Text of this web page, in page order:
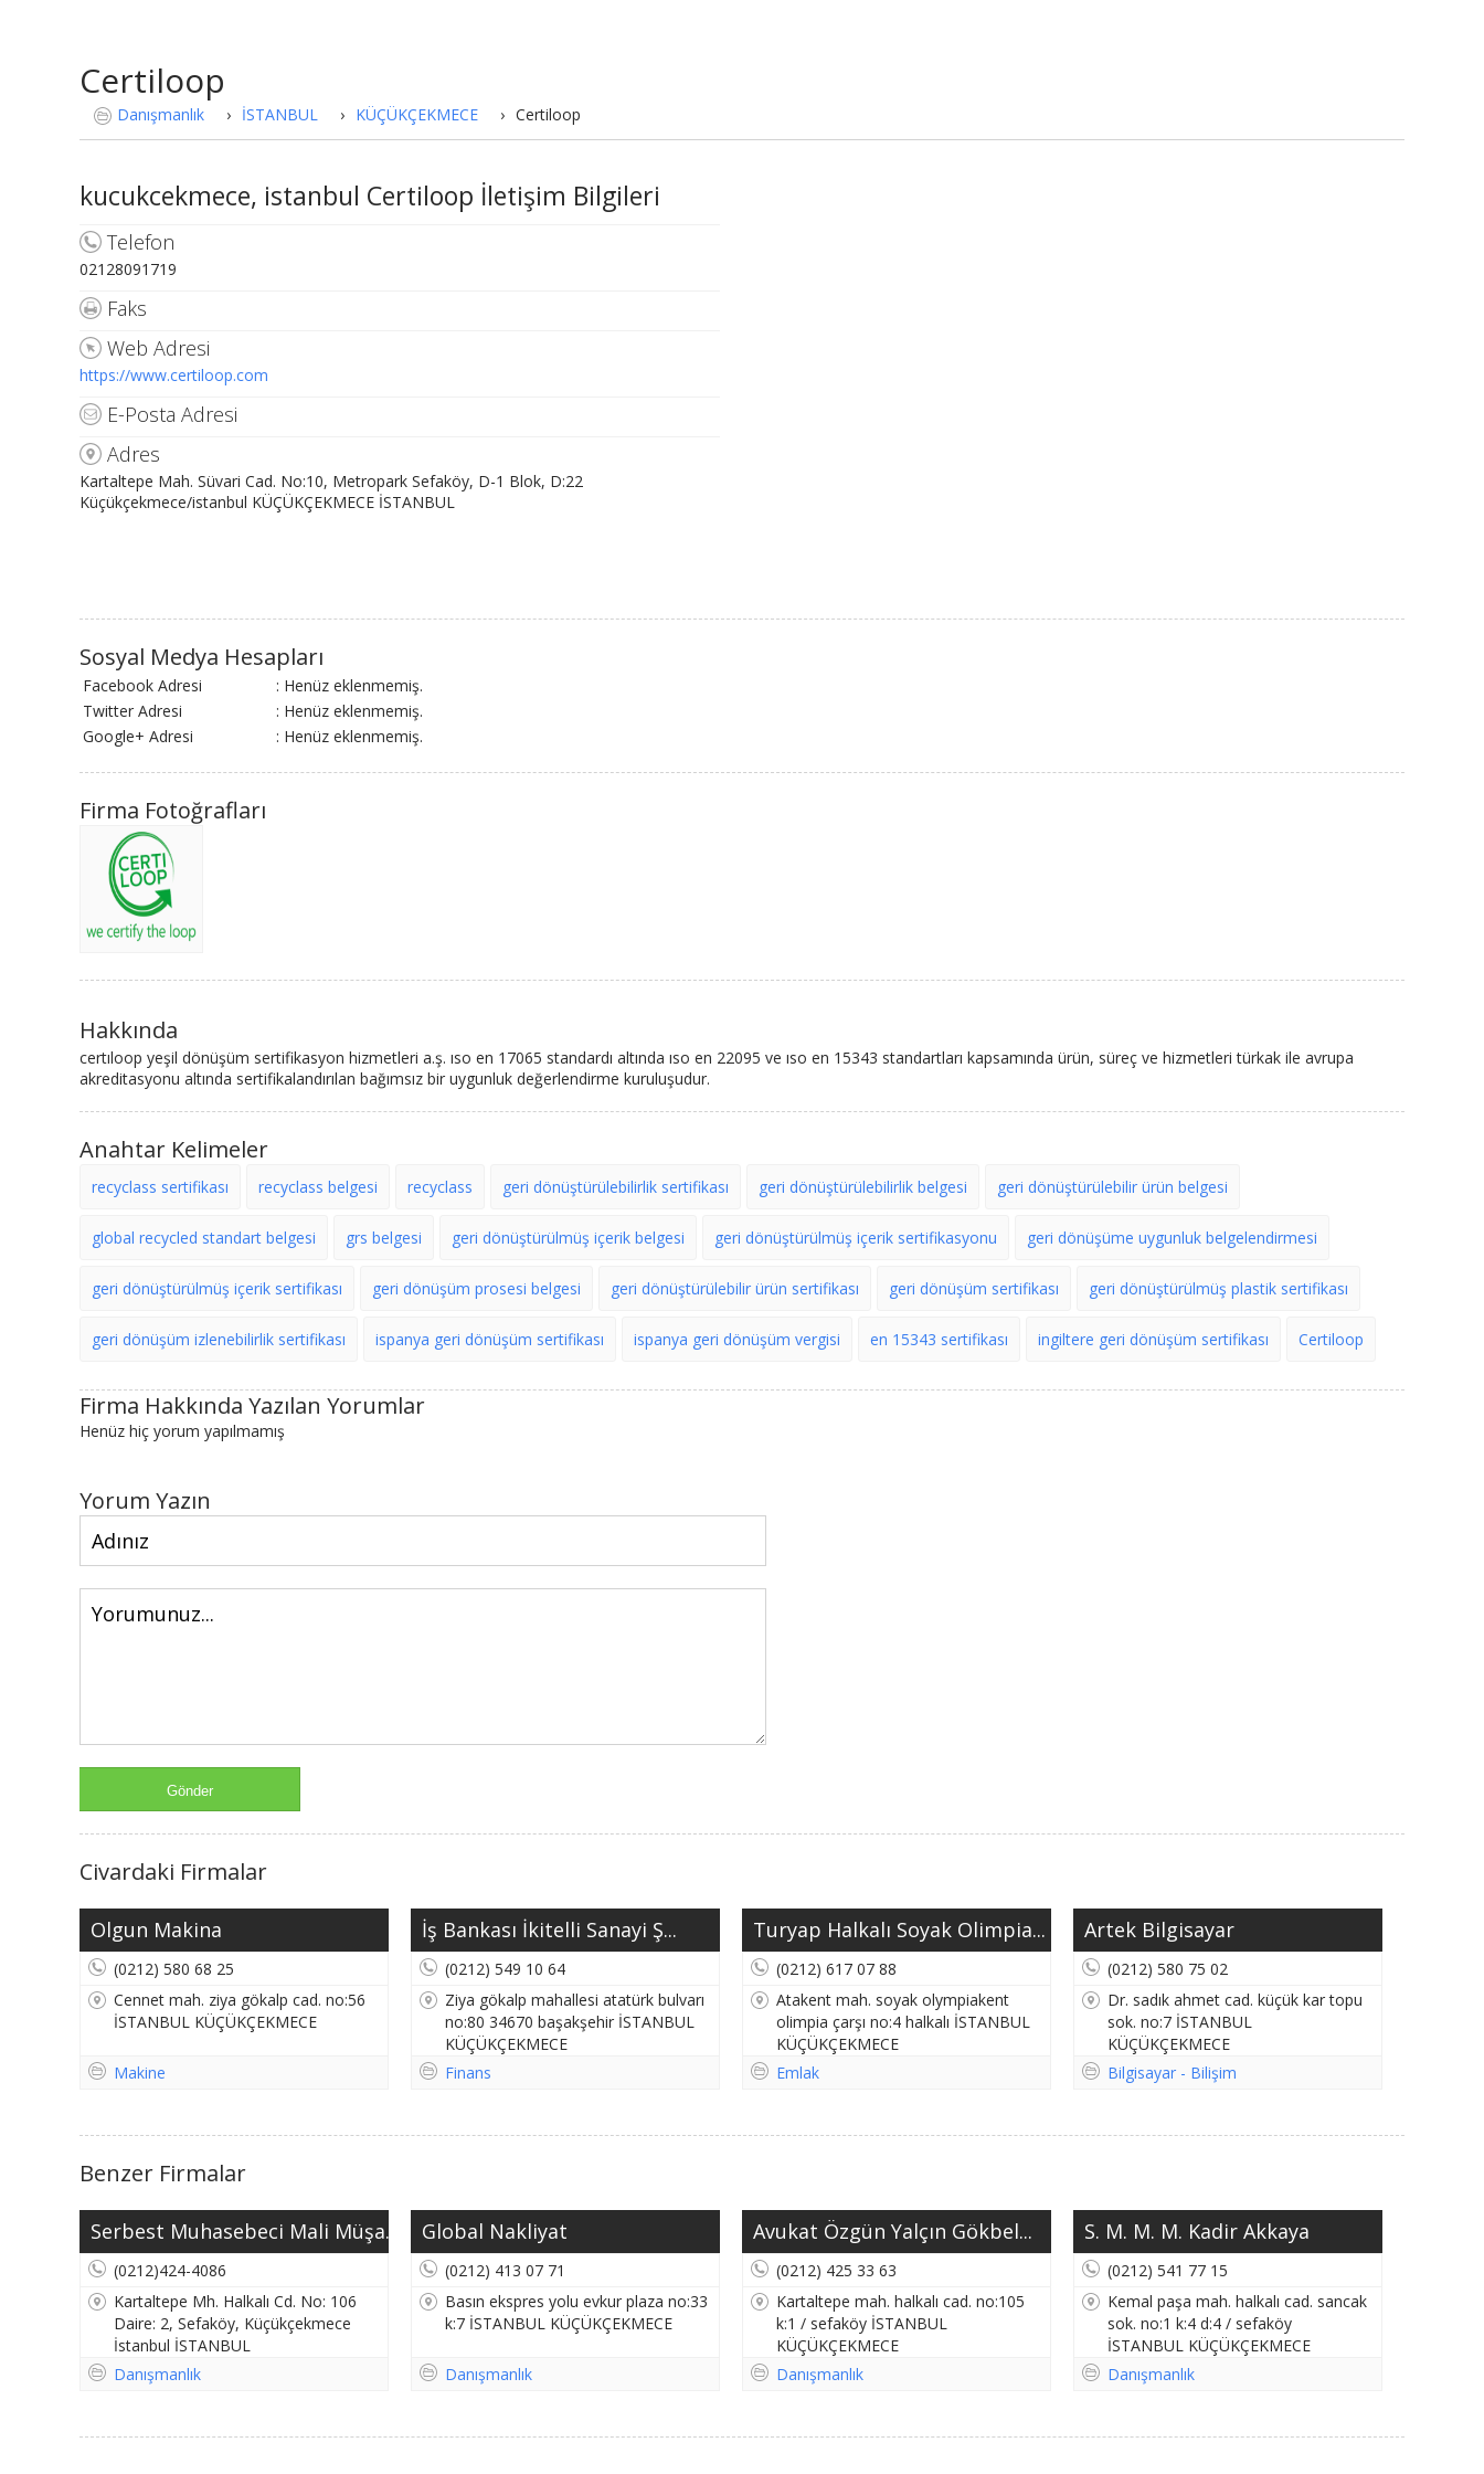
Certiloop
Danışmanlık › İSTANBUL › KÜÇÜKÇEKMECE › Certiloop
kucukcekmece, istanbul Certiloop İletişim Bilgileri
Telefon
02128091719
Faks
Web Adresi
https://www.certiloop.com
E-Posta Adresi
Adres
Kartaltepe Mah. Süvari Cad. No:10, Metropark Sefaköy, D-1 Blok, D:22
Küçükçekmece/istanbul KÜÇÜKÇEKMECE İSTANBUL
Sosyal Medya Hesapları
Facebook Adresi
: Henüz eklenmemiş.
Twitter Adresi
: Henüz eklenmemiş.
Google+ Adresi
: Henüz eklenmemiş.
Firma Fotoğrafları
Hakkında
certıloop yeşil dönüşüm sertifikasyon hizmetleri a.ş. ıso en 17065 standardı altında ıso en 22095 ve ıso en 15343 standartları kapsamında ürün, süreç ve hizmetleri türkak ile avrupa
akreditasyonu altında sertifikalandırılan bağımsız bir uygunluk değerlendirme kuruluşudur.
Anahtar Kelimeler
recyclass sertifikası recyclass belgesi recyclass geri dönüştürülebilirlik sertifikası geri dönüştürülebilirlik belgesi geri dönüştürülebilir ürün belgesi
global recycled standart belgesi grs belgesi geri dönüştürülmüş içerik belgesi geri dönüştürülmüş içerik sertifikasyonu geri dönüşüme uygunluk belgelendirmesi
geri dönüştürülmüş içerik sertifikası geri dönüşüm prosesi belgesi geri dönüştürülebilir ürün sertifikası geri dönüşüm sertifikası geri dönüştürülmüş plastik sertifikası
geri dönüşüm izlenebilirlik sertifikası ispanya geri dönüşüm sertifikası ispanya geri dönüşüm vergisi en 15343 sertifikası ingiltere geri dönüşüm sertifikası Certiloop
Firma Hakkında Yazılan Yorumlar
Henüz hiç yorum yapılmamış
Yorum Yazın
Civardaki Firmalar
Olgun Makina
(0212) 580 68 25
Cennet mah. ziya gökalp cad. no:56
İSTANBUL KÜÇÜKÇEKMECE
Makine
İş Bankası İkitelli Sanayi Ş...
(0212) 549 10 64
Ziya gökalp mahallesi atatürk bulvarı
no:80 34670 başakşehir İSTANBUL
KÜÇÜKÇEKMECE
Finans
Turyap Halkalı Soyak Olimpia...
(0212) 617 07 88
Atakent mah. soyak olympiakent
olimpia çarşı no:4 halkalı İSTANBUL
KÜÇÜKÇEKMECE
Emlak
Artek Bilgisayar
(0212) 580 75 02
Dr. sadık ahmet cad. küçük kar topu
sok. no:7 İSTANBUL
KÜÇÜKÇEKMECE
Bilgisayar - Bilişim
Benzer Firmalar
Serbest Muhasebeci Mali Müşa...
(0212)424-4086
Kartaltepe Mh. Halkalı Cd. No: 106
Daire: 2, Sefaköy, Küçükçekmece
İstanbul İSTANBUL
KÜÇÜKÇEKMECE
Danışmanlık
Global Nakliyat
(0212) 413 07 71
Basın ekspres yolu evkur plaza no:33
k:7 İSTANBUL KÜÇÜKÇEKMECE
Danışmanlık
Avukat Özgün Yalçın Gökbel...
(0212) 425 33 63
Kartaltepe mah. halkalı cad. no:105
k:1 / sefaköy İSTANBUL
KÜÇÜKÇEKMECE
Danışmanlık
S. M. M. M. Kadir Akkaya
(0212) 541 77 15
Kemal paşa mah. halkalı cad. sancak
sok. no:1 k:4 d:4 / sefaköy
İSTANBUL KÜÇÜKÇEKMECE
Danışmanlık